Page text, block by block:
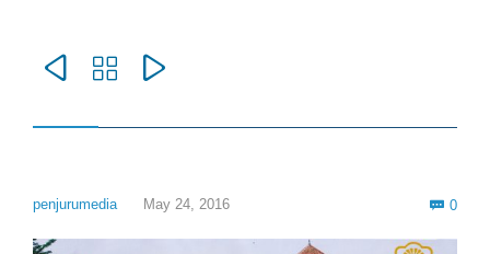
  
penjurumedia May 24, 2016  0